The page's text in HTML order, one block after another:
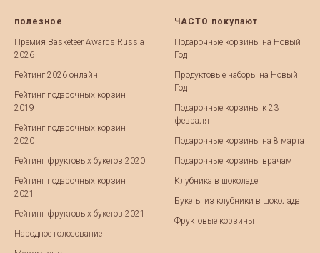
полезное
Премия Basketeer Awards Russia
2026
Рейтинг 2026 онлайн
Рейтинг подарочных корзин
2019
Рейтинг подарочных корзин
2020
Рейтинг фруктовых букетов 2020
Рейтинг подарочных корзин
2021
Рейтинг фруктовых букетов 2021
Народное голосование
ЧАСТО покупают
Подарочные корзины на Новый
Год
Продуктовые наборы на Новый
Год
Подарочные корзины к 23
февраля
Подарочные корзины на 8 марта
Подарочные корзины врачам
Клубника в шоколаде
Букеты из клубники в шоколаде
Фруктовые корзины